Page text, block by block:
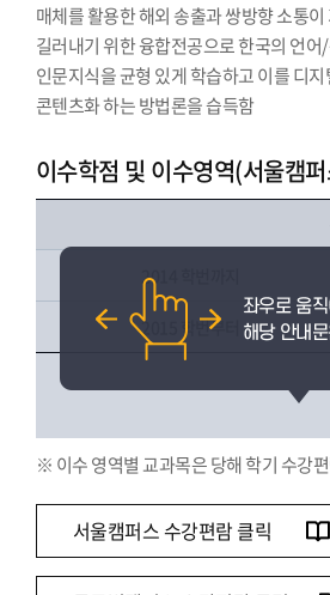
매체를 활용한 해외 송출과 쌍방향 소통
길러내기 위한 융합전공으로 한국의 언
인문지식을 균형 있게 학습하고 이를 디
콘텐츠화 하는 방법론을 습득함
이수학점 및 이수영역(서울캠
2014 학번까지
2015 학번부터
※ 이수 영역별 교과목은 당해 학기 수강
서울캠퍼스 수강편람 클릭